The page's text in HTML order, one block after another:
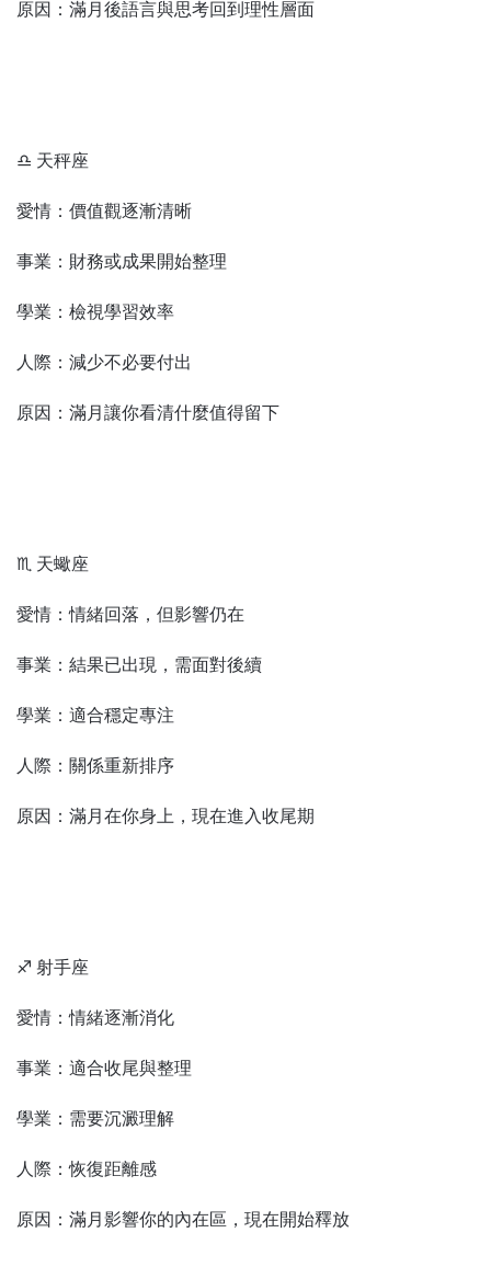
原因：滿月後語言與思考回到理性層面
♎ 天秤座
愛情：價值觀逐漸清晰
事業：財務或成果開始整理
學業：檢視學習效率
人際：減少不必要付出
原因：滿月讓你看清什麼值得留下
♏ 天蠍座
愛情：情緒回落，但影響仍在
事業：結果已出現，需面對後續
學業：適合穩定專注
人際：關係重新排序
原因：滿月在你身上，現在進入收尾期
♐ 射手座
愛情：情緒逐漸消化
事業：適合收尾與整理
學業：需要沉澱理解
人際：恢復距離感
原因：滿月影響你的內在區，現在開始釋放